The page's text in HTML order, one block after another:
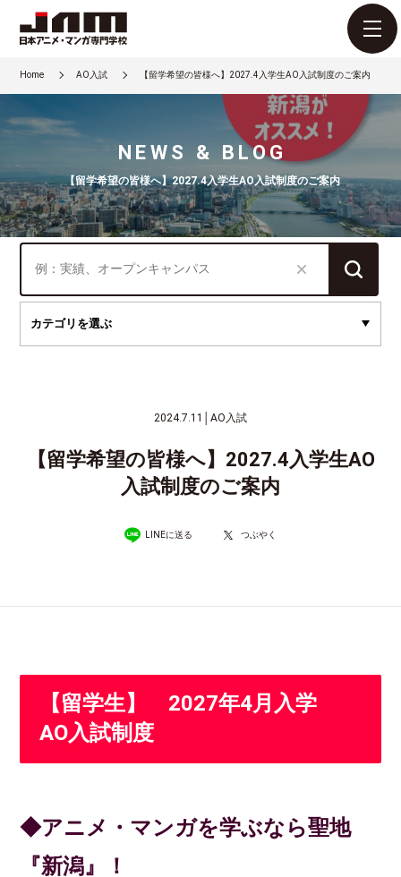
Home AO入試 【留学希望の皆様へ】2027.4入学生AO入試制度のご案内
NEWS & BLOG
【留学希望の皆様へ】2027.4入学生AO入試制度のご案内
2024.7.11 AO入試
【留学希望の皆様へ】2027.4入学生AO
入試制度のご案内
LINEに送る つぶやく
【留学生】 2027年4月入学
AO入試制度
◆アニメ・マンガを学ぶなら聖地
『新潟』！